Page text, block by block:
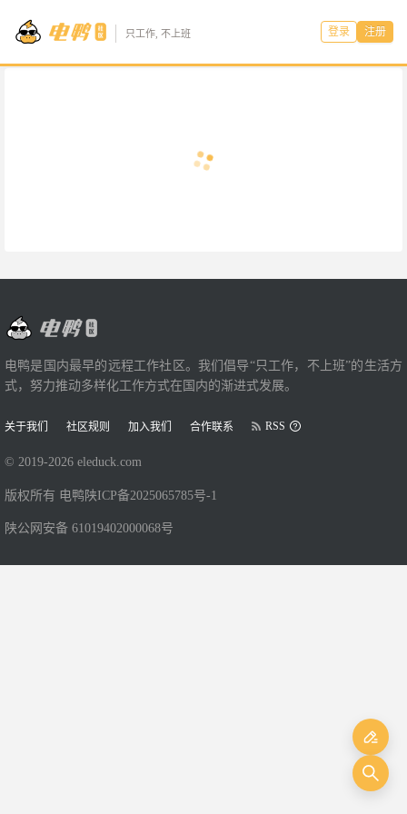
只工作, 不上班 登录 注册
电鸭是国内最早的远程工作社区。我们倡导“只工作，不上班”的生活方
式，努力推动多样化工作方式在国内的渐进式发展。
关于我们 社区规则 加入我们 合作联系 RSS
© 2019-2026 eleduck.com
版权所有 电鸭 陕ICP备2025065785号-1
陕公网安备 61019402000068号